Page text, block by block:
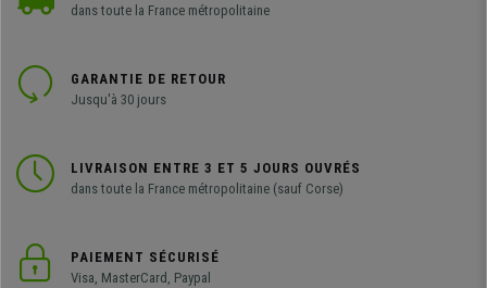
dans toute la France métropolitaine
GARANTIE DE RETOUR
Jusqu'à 30 jours
LIVRAISON ENTRE 3 ET 5 JOURS OUVRÉS
dans toute la France métropolitaine (sauf Corse)
PAIEMENT SÉCURISÉ
Visa, MasterCard, Paypal